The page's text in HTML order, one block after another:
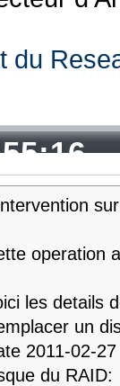
du
operation
les details
un
2011-02-
du RAID: